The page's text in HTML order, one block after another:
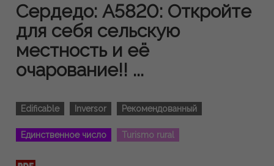
Сердедо: A5820: Откройте
для себя сельскую
местность и её
очарование!! ...
Edificable Inversor Рекомендованный
Единственное число Turismo rural